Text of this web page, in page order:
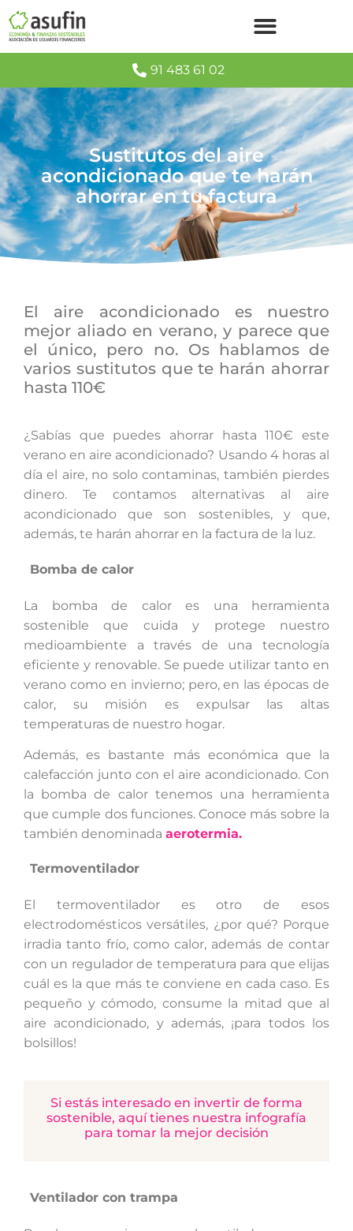
91 483 61 02
Sustitutos del aire
acondicionado que te harán
ahorrar en tu factura
El aire acondicionado es nuestro
mejor aliado en verano, y parece que
el único, pero no. Os hablamos de
varios sustitutos que te harán ahorrar
hasta 110€
¿Sabías que puedes ahorrar hasta 110€ este
verano en aire acondicionado? Usando 4 horas al
día el aire, no solo contaminas, también pierdes
dinero. Te contamos alternativas al aire
acondicionado que son sostenibles, y que,
además, te harán ahorrar en la factura de la luz.
Bomba de calor
La bomba de calor es una herramienta
sostenible que cuida y protege nuestro
medioambiente a través de una tecnología
eficiente y renovable. Se puede utilizar tanto en
verano como en invierno; pero, en las épocas de
calor, su misión es expulsar las altas
temperaturas de nuestro hogar.
Además, es bastante más económica que la
calefacción junto con el aire acondicionado. Con
la bomba de calor tenemos una herramienta
que cumple dos funciones. Conoce más sobre la
también denominada aerotermia.
Termoventilador
El termoventilador es otro de esos
electrodomésticos versátiles, ¿por qué? Porque
irradia tanto frío, como calor, además de contar
con un regulador de temperatura para que elijas
cuál es la que más te conviene en cada caso. Es
pequeño y cómodo, consume la mitad que al
aire acondicionado, y además, ¡para todos los
bolsillos!
Si estás interesado en invertir de forma
sostenible, aquí tienes nuestra infografía
para tomar la mejor decisión
Ventilador con trampa